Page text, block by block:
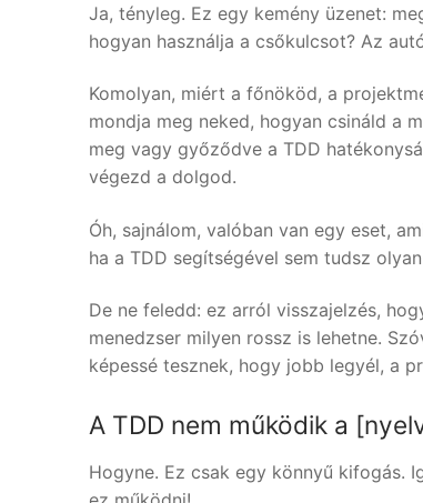
Ja, tényleg. Ez egy kemény üzenet:
hogyan használja a csőkulcsot? Az
Komolyan, miért a főnököd, a
mondja meg neked, hogyan csináld a
meg vagy győződve a TDD
végezd a dolgod.
Óh, sajnálom, valóban van egy eset,
ha a TDD segítségével sem tudsz
De ne feledd: ez arról visszajelzés,
menedzser milyen rossz is lehetne.
képessé tesznek, hogy jobb legyél, a
A TDD nem működik a
Hogyne. Ez csak egy könnyű kifogás.